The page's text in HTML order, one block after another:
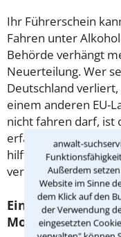
anwalt-
Außerdem
Website im Sinne
dem Klick auf den
der Verwendung
eingesetzten
Ihr Führerschein
Fahren unter
Behörde verhängt
Neuerteilung. Wer
Deutschland
einem anderen EU-
nicht fahren darf, ist
erfahrener Anwalt
hilft Ihnen, Ihre
verlieren.
Ein Fahrverbot
Monate.